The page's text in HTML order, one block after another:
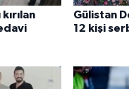
Gülistan
12 kişi